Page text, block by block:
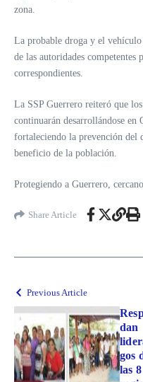
zona.
La probable droga y el vehículo
de las autoridades competentes
correspondientes.
La SSP Guerrero reiteró que
continuarán desarrollándose
fortaleciendo la prevención del
beneficio de la población.
Protegiendo a Guerrero,
Share Article
Previous Article
dan
gos
las 8